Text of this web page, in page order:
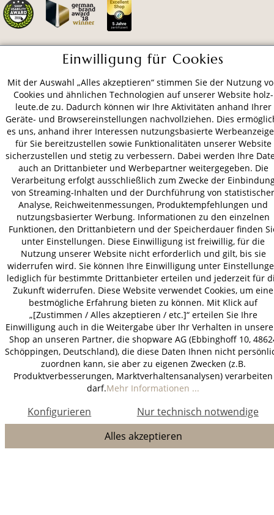
AGB Datenschutz
Impressum
© 2026 HOLZ-LEUTE
* Alle Preise inkl. gesetzl. Mehrwertsteuer zzgl.
Versandkosten
Einwilligung für Cookies
Mit der Auswahl „Alles akzeptieren“ stimmen Sie der Nutzung
Cookies und ähnlichen Technologien auf unserer Website holz-
leute.de zu. Dadurch können wir Ihre Aktivitäten anhand Ihrer
Geräte- und Browsereinstellungen nachvollziehen. Dies
es uns, anhand ihrer Interessen nutzungsbasierte
für Sie bereitzustellen sowie Funktionalitäten unserer Website
sicherzustellen und stetig zu verbessern. Dabei werden Ihre
auch an Drittanbieter und Werbepartner weitergegeben. Die
Verarbeitung erfolgt ausschließlich zum Zwecke der
von Streaming-Inhalten und der Durchführung von statistischer
Analyse, Reichweitenmessungen, Produktempfehlungen und
nutzungsbasierter Werbung. Informationen zu den einzelnen
Funktionen, den Drittanbietern und der Speicherdauer finden
unter Einstellungen. Diese Einwilligung ist freiwillig, für die
Nutzung unserer Website nicht erforderlich und gilt, bis sie
widerrufen wird. Sie können Ihre Einwilligung unter
lediglich für bestimmte Drittanbieter erteilen und jederzeit für
Zukunft widerrufen. Diese Website verwendet Cookies, um eine
bestmögliche Erfahrung bieten zu können. Mit Klick auf
„[Zustimmen / Alles akzeptieren / etc.]“ erteilen Sie Ihre
Einwilligung auch in die Weitergabe über Ihr Verhalten in
Shop an unseren Partner, die shopware AG (Ebbinghoff 10,
Schöppingen, Deutschland), die diese Daten Ihnen nicht
zuordnen kann, sie aber zu eigenen Zwecken (z.B.
Produktverbesserungen, Marktverhaltensanalysen) verarbeiten
darf.Mehr Informationen ...
Nur technisch notwendige
Konfigurieren
Alles akzeptieren